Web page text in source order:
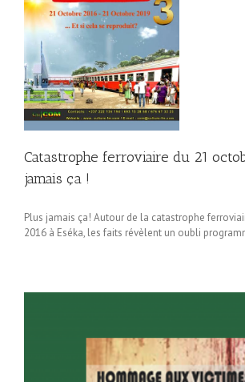
Catastrophe ferroviaire du 21
jamais ça !
Plus jamais ça! Autour de la catastrophe
2016 à Eséka, les faits révèlent un oubli